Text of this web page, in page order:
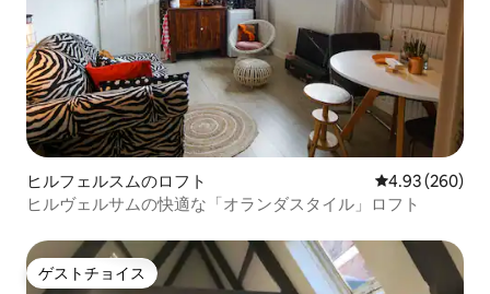
ヒルフェルスムのロフト レビュー260
4.93 (260)
ヒルヴェルサムの快適な「オランダスタイル」ロフト
ゲストチョイス
ゲストチョイス